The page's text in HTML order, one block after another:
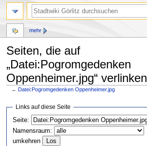
Seiten, die auf
„Datei:Pogromgedenken
Oppenheimer.jpg“ verlinken
← Datei:Pogromgedenken Oppenheimer.jpg
springen
springen
Links auf diese Seite
Seite:
Namensraum:
umkehren
mehr